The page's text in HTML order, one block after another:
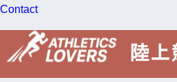
Contact